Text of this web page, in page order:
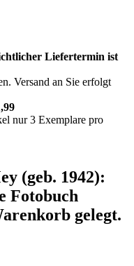
Liefertermin ist
Versand an Sie erfolgt
nur 3 Exemplare pro
(geb. 1942):
Fotobuch
gelegt.